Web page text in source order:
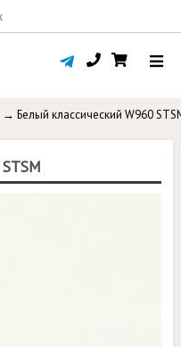
→ Белый классический W960